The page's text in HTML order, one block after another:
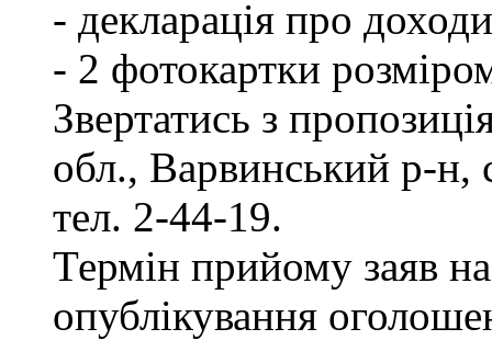
- декларація про
- 2 фотокартки
Звертатись з
обл., Варвинський р-н,
тел. 2-44-19.
Термін прийому заяв
опублікування